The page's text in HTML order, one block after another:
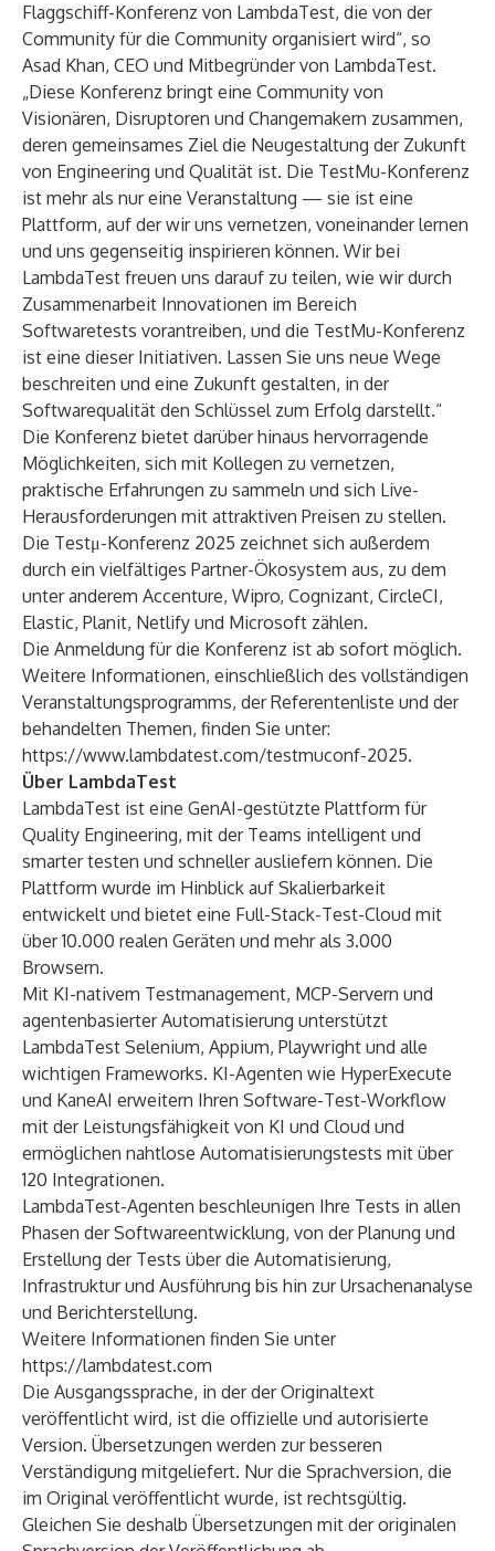
Flaggschiff-Konferenz von LambdaTest, die von der
Community für die Community organisiert wird“, so
Asad Khan, CEO und Mitbegründer von LambdaTest.
„Diese Konferenz bringt eine Community von
Visionären, Disruptoren und Changemakern zusammen,
deren gemeinsames Ziel die Neugestaltung der Zukunft
von Engineering und Qualität ist. Die TestMu-Konferenz
ist mehr als nur eine Veranstaltung — sie ist eine
Plattform, auf der wir uns vernetzen, voneinander lernen
und uns gegenseitig inspirieren können. Wir bei
LambdaTest freuen uns darauf zu teilen, wie wir durch
Zusammenarbeit Innovationen im Bereich
Softwaretests vorantreiben, und die TestMu-Konferenz
ist eine dieser Initiativen. Lassen Sie uns neue Wege
beschreiten und eine Zukunft gestalten, in der
Softwarequalität den Schlüssel zum Erfolg darstellt.“
Die Konferenz bietet darüber hinaus hervorragende
Möglichkeiten, sich mit Kollegen zu vernetzen,
praktische Erfahrungen zu sammeln und sich Live-
Herausforderungen mit attraktiven Preisen zu stellen.
Die Testμ-Konferenz 2025 zeichnet sich außerdem
durch ein vielfältiges Partner-Ökosystem aus, zu dem
unter anderem Accenture, Wipro, Cognizant, CircleCI,
Elastic, Planit, Netlify und Microsoft zählen.
Die Anmeldung für die Konferenz ist ab sofort möglich.
Weitere Informationen, einschließlich des vollständigen
Veranstaltungsprogramms, der Referentenliste und der
behandelten Themen, finden Sie unter:
https://www.lambdatest.com/testmuconf-2025.
Über LambdaTest
LambdaTest ist eine GenAI-gestützte Plattform für
Quality Engineering, mit der Teams intelligent und
smarter testen und schneller ausliefern können. Die
Plattform wurde im Hinblick auf Skalierbarkeit
entwickelt und bietet eine Full-Stack-Test-Cloud mit
über 10.000 realen Geräten und mehr als 3.000
Browsern.
Mit KI-nativem Testmanagement, MCP-Servern und
agentenbasierter Automatisierung unterstützt
LambdaTest Selenium, Appium, Playwright und alle
wichtigen Frameworks. KI-Agenten wie HyperExecute
und KaneAI erweitern Ihren Software-Test-Workflow
mit der Leistungsfähigkeit von KI und Cloud und
ermöglichen nahtlose Automatisierungstests mit über
120 Integrationen.
LambdaTest-Agenten beschleunigen Ihre Tests in allen
Phasen der Softwareentwicklung, von der Planung und
Erstellung der Tests über die Automatisierung,
Infrastruktur und Ausführung bis hin zur Ursachenanalyse
und Berichterstellung.
Weitere Informationen finden Sie unter
https://lambdatest.com
Die Ausgangssprache, in der der Originaltext
veröffentlicht wird, ist die offizielle und autorisierte
Version. Übersetzungen werden zur besseren
Verständigung mitgeliefert. Nur die Sprachversion, die
im Original veröffentlicht wurde, ist rechtsgültig.
Gleichen Sie deshalb Übersetzungen mit der originalen